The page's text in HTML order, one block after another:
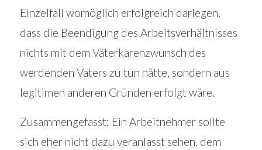
Einzelfall womöglich erfolgreich darlegen,
dass die Beendigung des Arbeitsverhältnisses
nichts mit dem Väterkarenzwunsch des
werdenden Vaters zu tun hätte, sondern aus
legitimen anderen Gründen erfolgt wäre.
Zusammengefasst: Ein Arbeitnehmer sollte
sich eher nicht dazu veranlasst sehen, dem